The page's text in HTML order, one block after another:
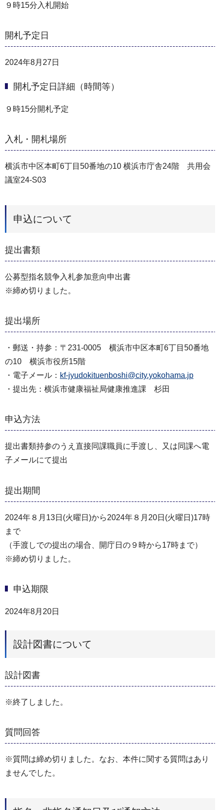
９時15分入札開始
開札予定日
2024年8月27日
開札予定日詳細（時間等）
９時15分開札予定
入札・開札場所
横浜市中区本町6丁目50番地の10 横浜市庁舎24階 共用会
議室24-S03
申込について
提出書類
公募型指名競争入札参加意向申出書
※締め切りました。
提出場所
・郵送・持参：〒231-0005 横浜市中区本町6丁目50番地
の10 横浜市役所15階
・電子メール： kf-jyudokituenboshi@city.yokohama.jp
・提出先：横浜市健康福祉局健康推進課 杉田
申込方法
提出書類持参のうえ直接同課職員に手渡し、又は同課へ電
子メールにて提出
提出期間
2024年８月13日(火曜日)から2024年８月20日(火曜日)17時
まで
（手渡しでの提出の場合、開庁日の９時から17時まで）
※締め切りました。
申込期限
2024年8月20日
設計図書について
設計図書
※終了しました。
質問回答
※質問は締め切りました。なお、本件に関する質問はあり
ませんでした。